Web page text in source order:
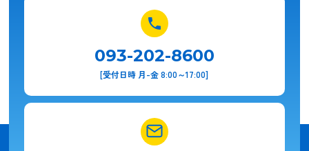
093-202-8600
[受付日時 月-金 8:00～17:00]